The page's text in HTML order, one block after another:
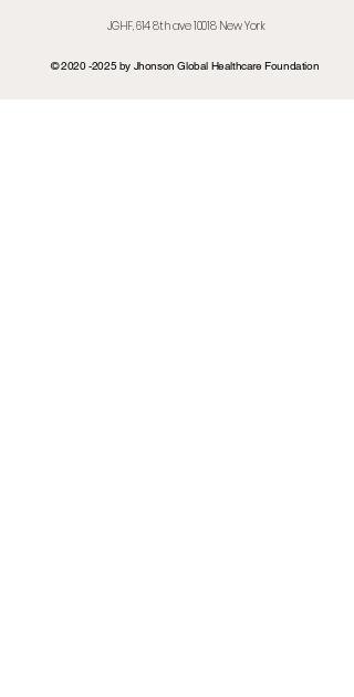
JGHF, 614 8th ave10018 New York
©2020 -2025by Jhonson Global Healthcare Foundation